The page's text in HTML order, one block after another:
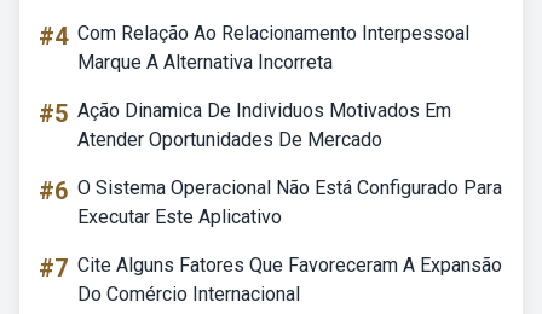
#4 Com Relação Ao Relacionamento Interpessoal
Marque A Alternativa Incorreta
#5 Ação Dinamica De Individuos Motivados Em
Atender Oportunidades De Mercado
#6 O Sistema Operacional Não Está Configurado Para
Executar Este Aplicativo
#7 Cite Alguns Fatores Que Favoreceram A Expansão
Do Comércio Internacional